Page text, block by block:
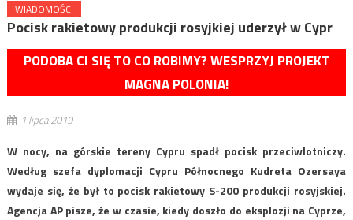
WIADOMOŚCI
Pocisk rakietowy produkcji rosyjkiej uderzył w Cypr
PODOBA CI SIĘ TO CO ROBIMY? WESPRZYJ PROJEKT
MAGNA POLONIA!
1 lipca 2019
W nocy, na górskie tereny Cypru spadł pocisk przeciwlotniczy.
Według szefa dyplomacji Cypru Północnego Kudreta Ozersaya
wydaje się, że był to pocisk rakietowy S-200 produkcji rosyjskiej.
Agencja AP pisze, że w czasie, kiedy doszło do eksplozji na Cyprze,